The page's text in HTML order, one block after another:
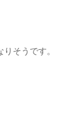
そうです。